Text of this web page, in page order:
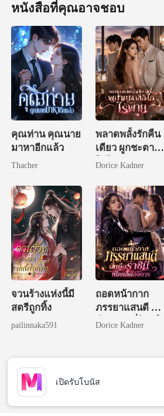
หนังสือที่คุณอาจชอบ
คุณท่าน คุณนาย
มาหาอีกแล้ว
Thacher
พลาดพลั้งรักคืน
เดียว ผูกชะตาซีอี
โอไร้พ่าย
Dorice Kadner
จวนร้างแห่งนี้มี
สตรีถูกทิ้ง
pailinnaka591
ถอดหน้ากาก
ภรรยาแสนดี ฉัน
คือราชินีที่ใครก็
Dorice Kadner
เปิดรับโบนัส